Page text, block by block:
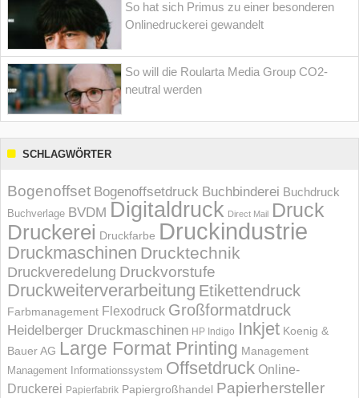
So hat sich Primus zu einer besonderen
Onlinedruckerei gewandelt
So will die Roularta Media Group CO2-
neutral werden
SCHLAGWÖRTER
Bogenoffset Bogenoffsetdruck Buchbinderei Buchdruck
Buchverlage BVDM Digitaldruck Direct Mail Druck
Druckerei Druckfarbe Druckindustrie
Druckmaschinen Drucktechnik
Druckveredelung Druckvorstufe
Druckweiterverarbeitung Etikettendruck
Farbmanagement Flexodruck Großformatdruck
Heidelberger Druckmaschinen HP Indigo Inkjet Koenig &
Bauer AG Large Format Printing Management
Management Informations­system Offsetdruck Online-
Druckerei Papierfabrik Papiergroßhandel Papierhersteller